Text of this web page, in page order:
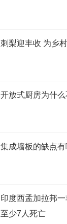
刺梨迎丰收 为乡
开放式厨房为什
集成墙板的缺点
印度西孟加拉邦
至少7人死亡